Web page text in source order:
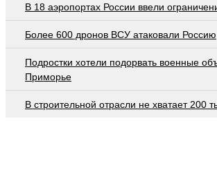
В 18 аэропортах России ввели
Более 600 дронов ВСУ атаковали Россию
Подростки хотели подорвать военные
Приморье
В строительной отрасли не хватает 200